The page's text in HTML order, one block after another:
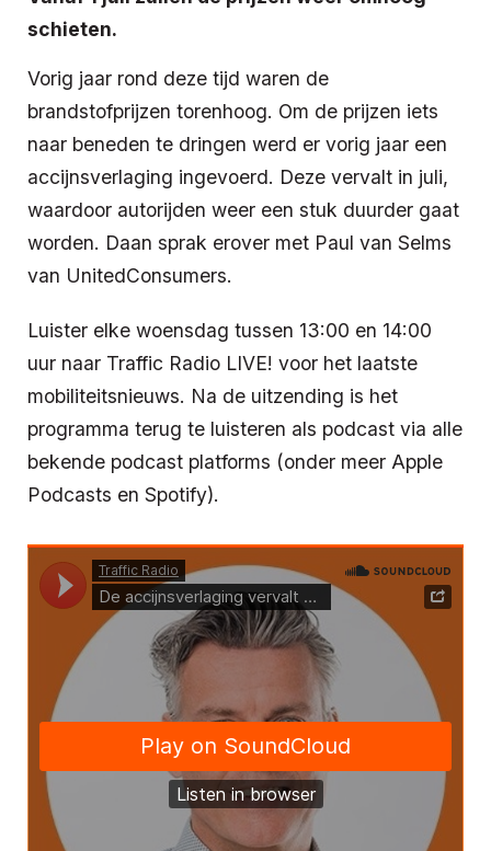
schieten.
Vorig jaar rond deze tijd waren de
brandstofprijzen torenhoog. Om de prijzen iets
naar beneden te dringen werd er vorig jaar een
accijnsverlaging ingevoerd. Deze vervalt in juli,
waardoor autorijden weer een stuk duurder gaat
worden. Daan sprak erover met Paul van Selms
van UnitedConsumers.
Luister elke woensdag tussen 13:00 en 14:00
uur naar Traffic Radio LIVE! voor het laatste
mobiliteitsnieuws. Na de uitzending is het
programma terug te luisteren als podcast via alle
bekende podcast platforms (onder meer Apple
Podcasts en Spotify).